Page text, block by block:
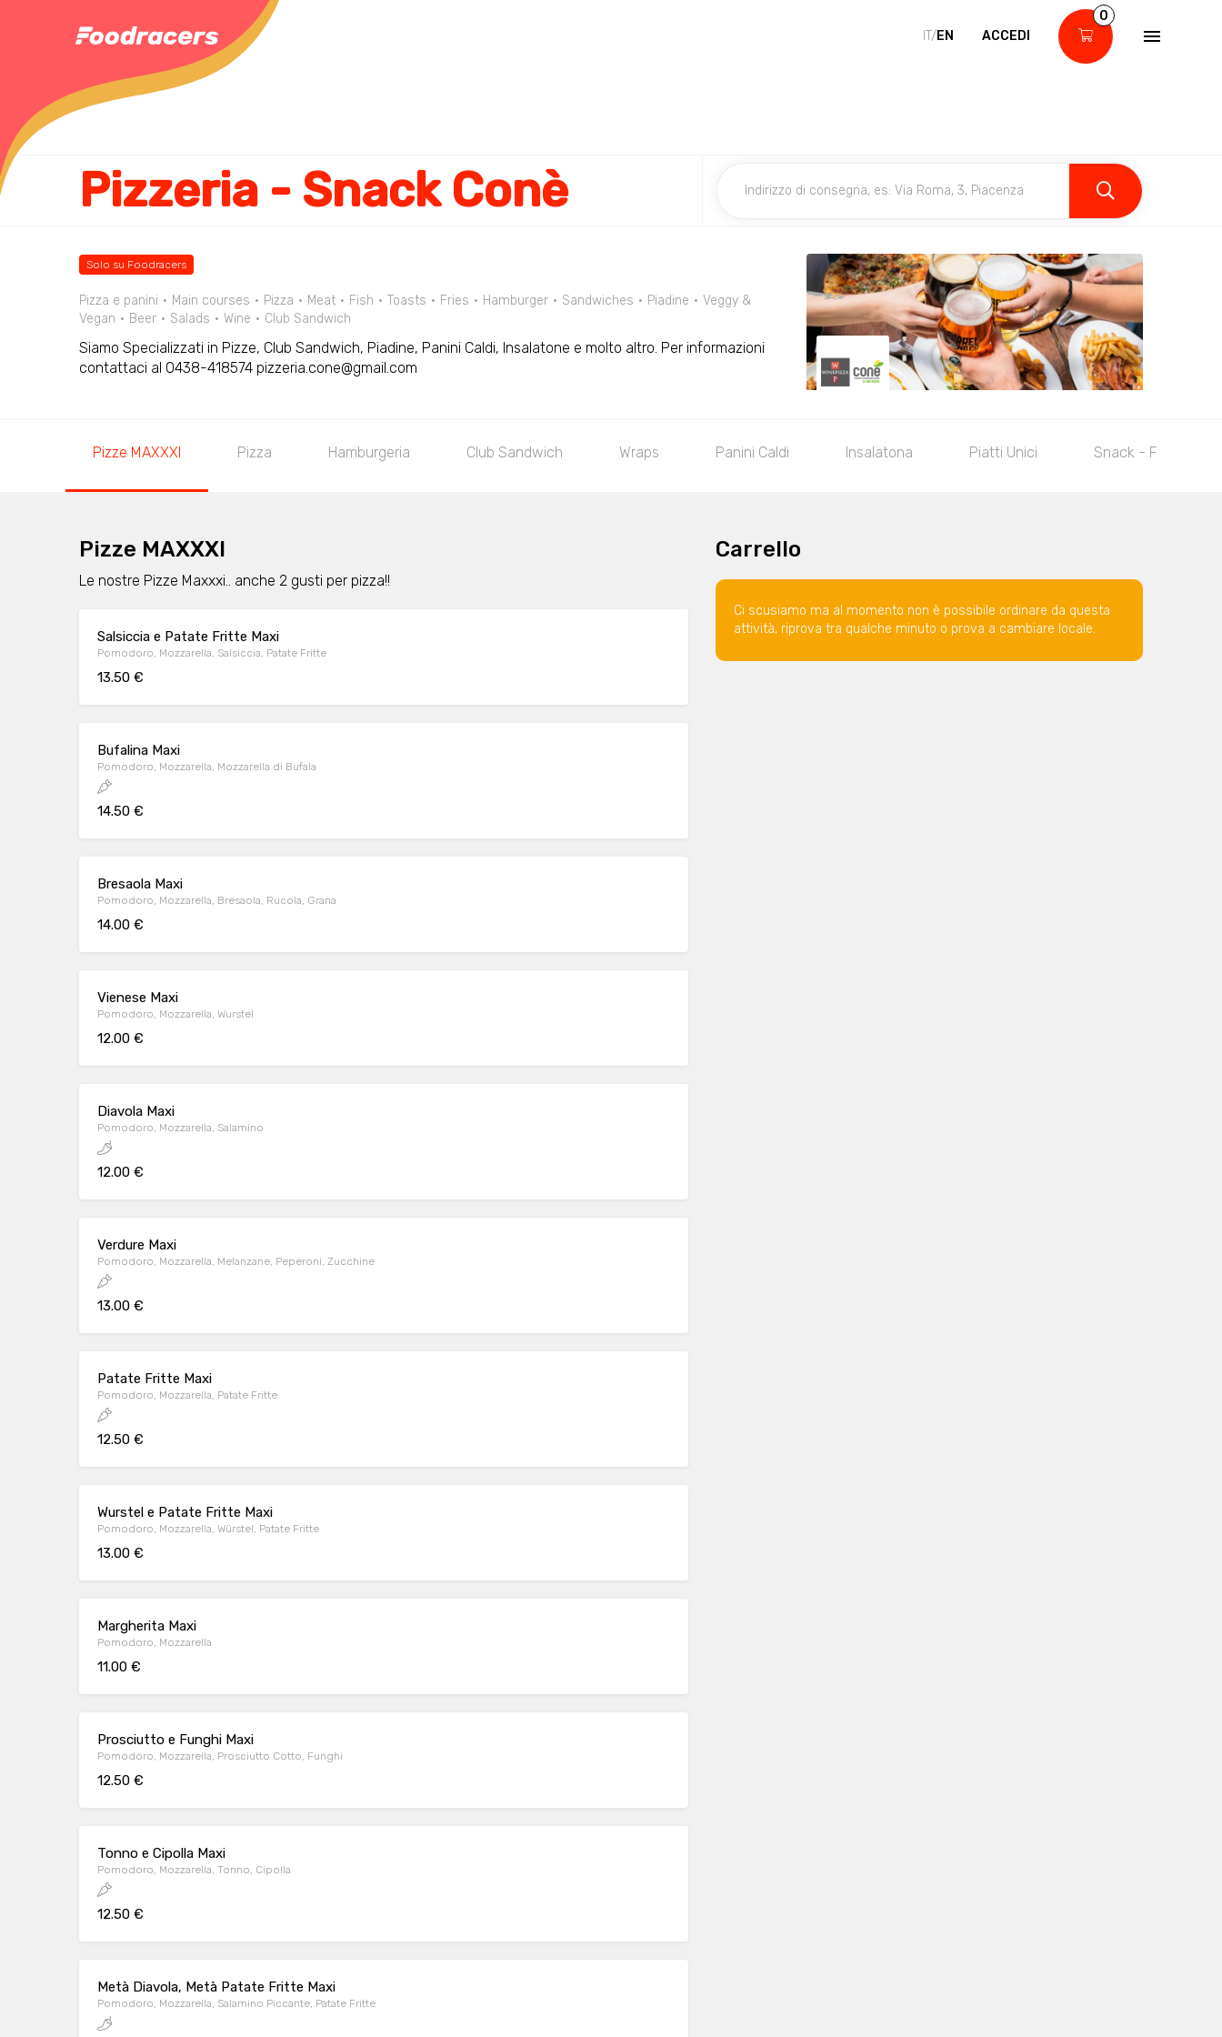
IT/EN ACCEDI
0
Pizzeria - Snack Conè
Solo su Foodracers
Pizza e panini Main courses Pizza Meat Fish Toasts Fries Hamburger Sandwiches Piadine
Veggy &
Vegan
Beer Salads Wine Club Sandwich
Siamo Specializzati in Pizze, Club Sandwich, Piadine, Panini Caldi, Insalatone e molto altro. Per informazioni
contattaci al 0438-418574 pizzeria.cone@gmail.com
Pizze MAXXXI Pizza Hamburgeria Club Sandwich Wraps Panini Caldi Insalatona Piatti Unici Snack - Fritti
Pizze MAXXXI
Le nostre Pizze Maxxxi.. anche 2 gusti per pizza!!
Salsiccia e Patate Fritte Maxi
Pomodoro, Mozzarella, Salsiccia, Patate Fritte
13.50 €
Bufalina Maxi
Pomodoro, Mozzarella, Mozzarella di Bufala
14.50 €
Bresaola Maxi
Pomodoro, Mozzarella, Bresaola, Rucola, Grana
14.00 €
Vienese Maxi
Pomodoro, Mozzarella, Wurstel
12.00 €
Diavola Maxi
Pomodoro, Mozzarella, Salamino
12.00 €
Verdure Maxi
Pomodoro, Mozzarella, Melanzane, Peperoni, Zucchine
13.00 €
Patate Fritte Maxi
Pomodoro, Mozzarella, Patate Fritte
12.50 €
Wurstel e Patate Fritte Maxi
Pomodoro, Mozzarella, Würstel, Patate Fritte
13.00 €
Margherita Maxi
Pomodoro, Mozzarella
11.00 €
Prosciutto e Funghi Maxi
Pomodoro, Mozzarella, Prosciutto Cotto, Funghi
12.50 €
Tonno e Cipolla Maxi
Pomodoro, Mozzarella, Tonno, Cipolla
12.50 €
Metà Diavola, Metà Patate Fritte Maxi
Pomodoro, Mozzarella, Salamino Piccante, Patate Fritte
Carrello
Ci scusiamo ma al momento non è possibile ordinare da questa
attività, riprova tra qualche minuto o prova a cambiare locale.